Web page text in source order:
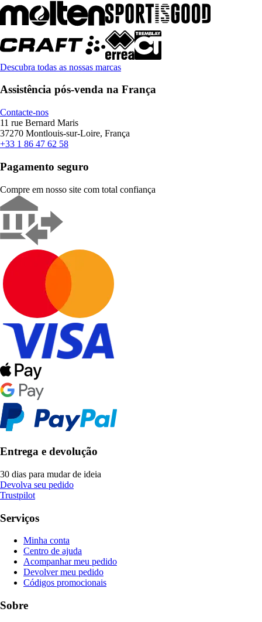
Descubra todas as nossas marcas
Assistência pós-venda na França
Contacte-nos
11 rue Bernard Maris
37270 Montlouis-sur-Loire, França
+33 1 86 47 62 58
Pagamento seguro
Compre em nosso site com total confiança
Entrega e devolução
30 dias para mudar de ideia
Devolva seu pedido
Trustpilot
Serviços
Minha conta
Centro de ajuda
Acompanhar meu pedido
Devolver meu pedido
Códigos promocionais
Sobre